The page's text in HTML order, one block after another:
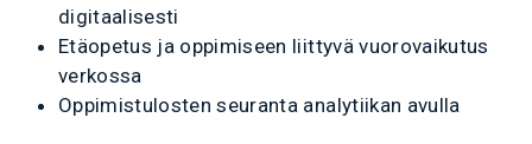
digitaalisesti
Etäopetus ja oppimiseen liittyvä vuorovaikutus
verkossa
Oppimistulosten seuranta analytiikan avulla